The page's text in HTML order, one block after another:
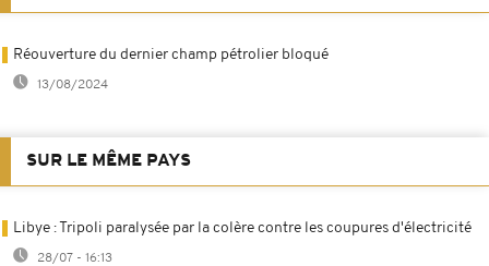
Réouverture du dernier champ pétrolier bloqué
13/08/2024
SUR LE MÊME PAYS
Libye : Tripoli paralysée par la colère contre les coupures d'électricité
28/07 - 16:13